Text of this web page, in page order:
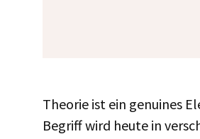
Theorie ist ein genuines
Begriff wird heute in